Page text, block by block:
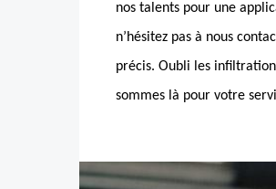
nos talents pour une
n’hésitez pas à nous
précis. Oubli les
sommes là pour votre